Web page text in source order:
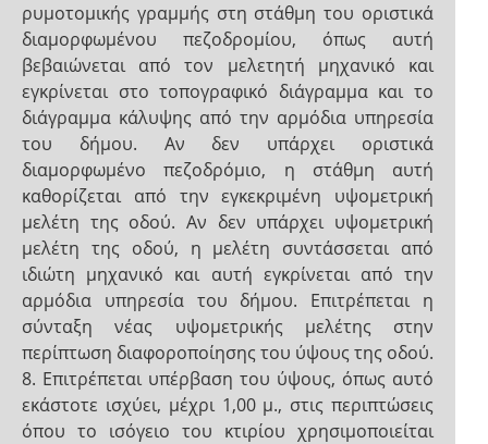
ρυμοτομικής γραμμής στη στάθμη του οριστικά
διαμορφωμένου πεζοδρομίου, όπως αυτή
βεβαιώνεται από τον μελετητή μηχανικό και
εγκρίνεται στο τοπογραφικό διάγραμμα και το
διάγραμμα κάλυψης από την αρμόδια υπηρεσία
του δήμου. Αν δεν υπάρχει οριστικά
διαμορφωμένο πεζοδρόμιο, η στάθμη αυτή
καθορίζεται από την εγκεκριμένη υψομετρική
μελέτη της οδού. Αν δεν υπάρχει υψομετρική
μελέτη της οδού, η μελέτη συντάσσεται από
ιδιώτη μηχανικό και αυτή εγκρίνεται από την
αρμόδια υπηρεσία του δήμου. Επιτρέπεται η
σύνταξη νέας υψομετρικής μελέτης στην
περίπτωση διαφοροποίησης του ύψους της οδού.
8. Επιτρέπεται υπέρβαση του ύψους, όπως αυτό
εκάστοτε ισχύει, μέχρι 1,00 μ., στις περιπτώσεις
όπου το ισόγειο του κτιρίου χρησιμοποιείται